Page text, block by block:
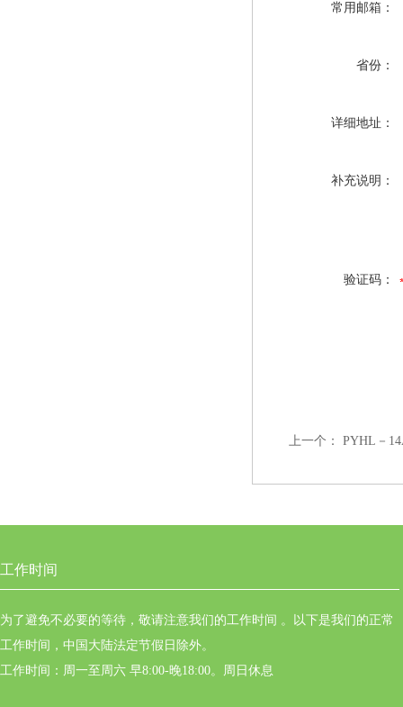
常用邮箱：
省份：
详细地址：
补充说明：
验证码：
上一个： PYHL－
工作时间
为了避免不必要的等待，敬请注意我们的工作时间 。以下是我们的正常
工作时间，中国大陆法定节假日除外。
工作时间：周一至周六 早8:00-晚18:00。周日休息